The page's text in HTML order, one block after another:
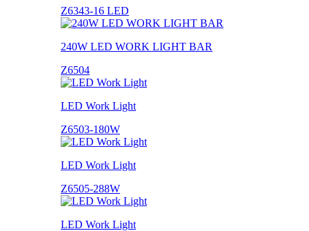
Z6343-16 LED
240W LED WORK LIGHT BAR
Z6504
LED Work Light
Z6503-180W
LED Work Light
Z6505-288W
LED Work Light